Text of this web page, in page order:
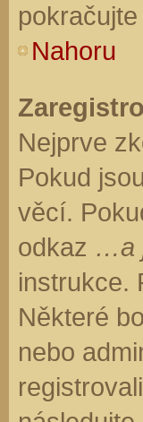
Nahoru
Nejprve
Pokud
věcí.
odkaz …a
instrukce.
Některé
nebo